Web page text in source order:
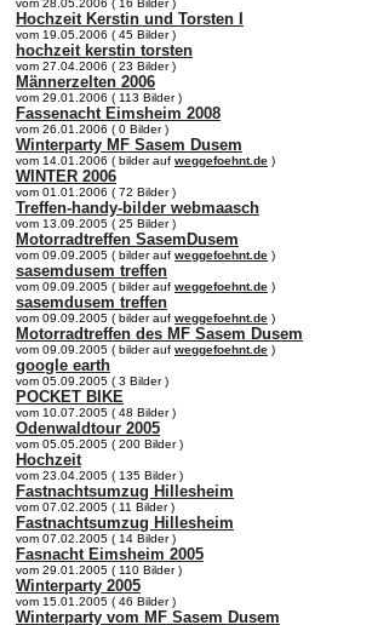
vom 28.05.2006 ( 16 Bilder )
Hochzeit Kerstin und Torsten I
vom 19.05.2006 ( 45 Bilder )
hochzeit kerstin torsten
vom 27.04.2006 ( 23 Bilder )
Männerzelten 2006
vom 29.01.2006 ( 113 Bilder )
Fassenacht Eimsheim 2008
vom 26.01.2006 ( 0 Bilder )
Winterparty MF Sasem Dusem
vom 14.01.2006 ( bilder auf weggefoehnt.de )
WINTER 2006
vom 01.01.2006 ( 72 Bilder )
Treffen-handy-bilder webmaasch
vom 13.09.2005 ( 25 Bilder )
Motorradtreffen SasemDusem
vom 09.09.2005 ( bilder auf weggefoehnt.de )
sasemdusem treffen
vom 09.09.2005 ( bilder auf weggefoehnt.de )
sasemdusem treffen
vom 09.09.2005 ( bilder auf weggefoehnt.de )
Motorradtreffen des MF Sasem Dusem
vom 09.09.2005 ( bilder auf weggefoehnt.de )
google earth
vom 05.09.2005 ( 3 Bilder )
POCKET BIKE
vom 10.07.2005 ( 48 Bilder )
Odenwaldtour 2005
vom 05.05.2005 ( 200 Bilder )
Hochzeit
vom 23.04.2005 ( 135 Bilder )
Fastnachtsumzug Hillesheim
vom 07.02.2005 ( 11 Bilder )
Fastnachtsumzug Hillesheim
vom 07.02.2005 ( 14 Bilder )
Fasnacht Eimsheim 2005
vom 29.01.2005 ( 110 Bilder )
Winterparty 2005
vom 15.01.2005 ( 46 Bilder )
Winterparty vom MF Sasem Dusem